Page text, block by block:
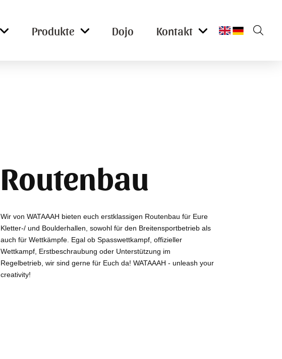
Produkte Dojo Kontakt
Routenbau
Wir von WATAAAH bieten euch erstklassigen Routenbau für Eure
Kletter-/ und Boulderhallen, sowohl für den Breitensportbetrieb als
auch für Wettkämpfe. Egal ob Spasswettkampf, offizieller
Wettkampf, Erstbeschraubung oder Unterstützung im
Regelbetrieb, wir sind gerne für Euch da! WATAAAH - unleash your
creativity!